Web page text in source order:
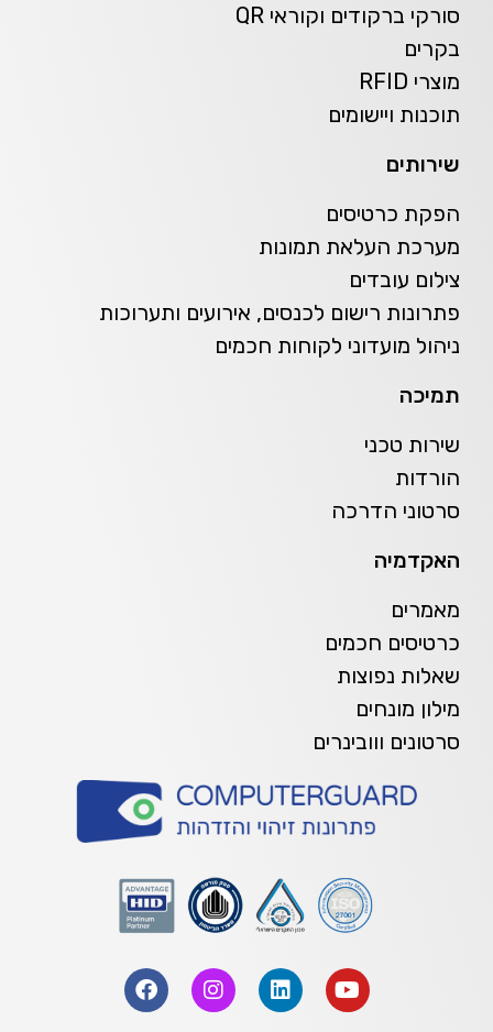
סורקי ברקודים וקוראי QR
בקרים
מוצרי RFID
תוכנות ויישומים
שירותים
הפקת כרטיסים
מערכת העלאת תמונות
צילום עובדים
פתרונות רישום לכנסים, אירועים ותערוכות
ניהול מועדוני לקוחות חכמים
תמיכה
שירות טכני
הורדות
סרטוני הדרכה
האקדמיה
מאמרים
כרטיסים חכמים
שאלות נפוצות
מילון מונחים
סרטונים ווובינרים